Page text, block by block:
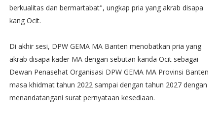
berkualitas dan bermartabat", ungkap pria yang akrab disapa
kang Ocit.
Di akhir sesi, DPW GEMA MA Banten menobatkan pria yang
akrab disapa kader MA dengan sebutan kanda Ocit sebagai
Dewan Penasehat Organisasi DPW GEMA MA Provinsi Banten
masa khidmat tahun 2022 sampai dengan tahun 2027 dengan
menandatangani surat pernyataan kesediaan.